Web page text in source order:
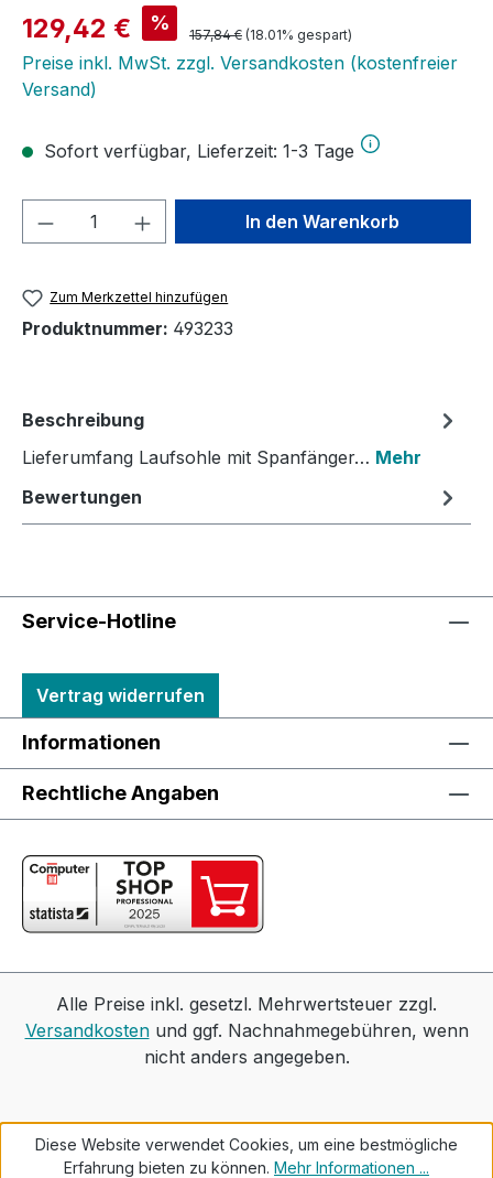
Verkaufspreis:
129,42 € % Regulärer Preis:
157,84 € (18.01% gespart)
Preise inkl. MwSt. zzgl. Versandkosten (kostenfreier
Versand)
Sofort verfügbar, Lieferzeit: 1-3 Tage
Produkt Anzahl: Gib denIn den Warenkorb
Zum Merkzettel hinzufügen
Produktnummer: 493233
Beschreibung
Lieferumfang Laufsohle mit Spanfänger… Mehr
Bewertungen
Service-Hotline
Vertrag widerrufen
Informationen
Rechtliche Angaben
Alle Preise inkl. gesetzl. Mehrwertsteuer zzgl.
Versandkostenund ggf. Nachnahmegebühren, wenn
nicht anders angegeben.
Diese Website verwendet Cookies, um eine bestmögliche
Erfahrung bieten zu können. Mehr Informationen ...